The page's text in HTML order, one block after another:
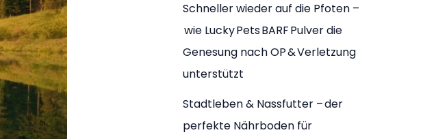
Schneller wieder auf die Pfoten –
wie Lucky Pets BARF Pulver die
Genesung nach OP & Verletzung
unterstützt
Stadtleben & Nassfutter – der
perfekte Nährboden für